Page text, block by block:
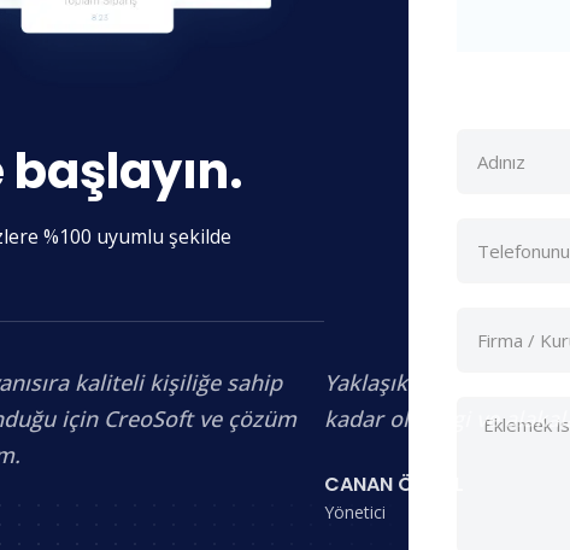
%100 uyumlu şekilde
kaliteli kişiliğe sahip
için CreoSoft ve çözüm
Yaklaşık 3 aydır
kadar olan ilgi ve
CANAN ÖZGÜL
Yönetici